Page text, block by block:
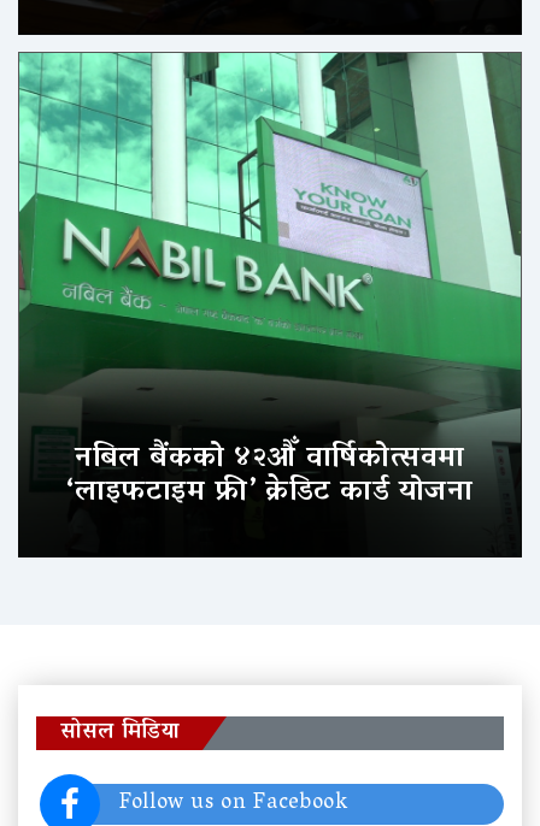
नबिल बैंकको ४२औँ वार्षिकोत्सवमा
‘लाइफटाइम फ्री’ क्रेडिट कार्ड योजना
सोसल मिडिया
Follow us on Facebook